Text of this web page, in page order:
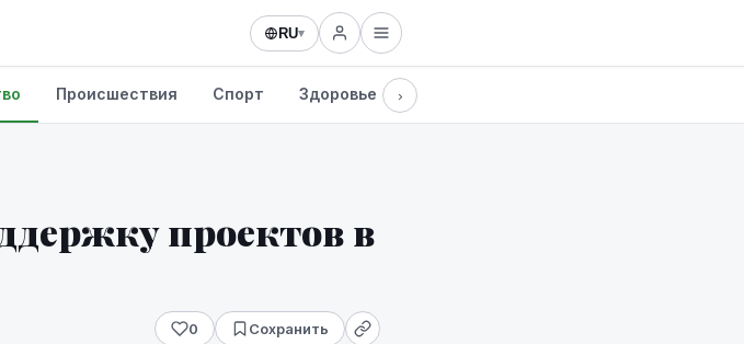
RU▾
Происшествия Спорт Здоровье Культура
›
проектов в
0 Сохранить